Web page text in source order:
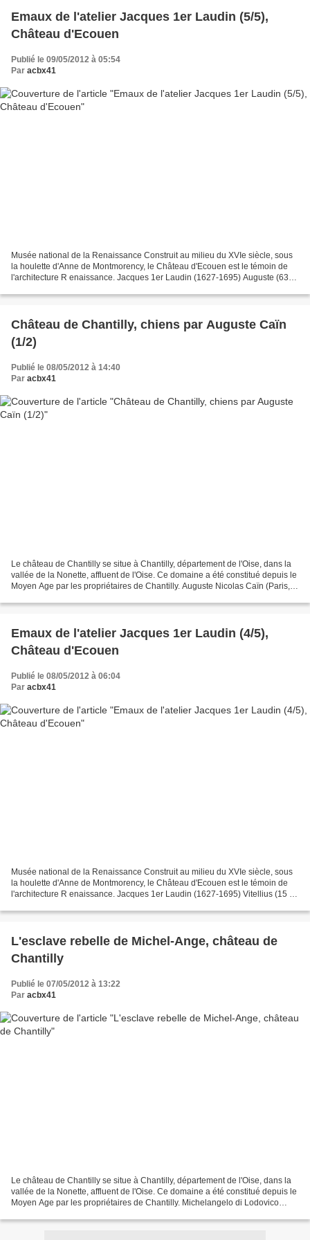
Emaux de l'atelier Jacques 1er Laudin (5/5),
Château d'Ecouen
Publié le 09/05/2012 à 05:54
Par acbx41
Musée national de la Renaissance Construit au milieu du XVIe siècle, sous
la houlette d'Anne de Montmorency, le Château d'Ecouen est le témoin de
l'architecture R enaissance. Jacques 1er Laudin (1627-1695) Auguste (63
Château de Chantilly, chiens par Auguste Caïn
(1/2)
Publié le 08/05/2012 à 14:40
Par acbx41
Le château de Chantilly se situe à Chantilly, département de l'Oise, dans la
vallée de la Nonette, affluent de l'Oise. Ce domaine a été constitué depuis le
Moyen Age par les propriétaires de Chantilly. Auguste Nicolas Caïn (Paris,
Emaux de l'atelier Jacques 1er Laudin (4/5),
Château d'Ecouen
Publié le 08/05/2012 à 06:04
Par acbx41
Musée national de la Renaissance Construit au milieu du XVIe siècle, sous
la houlette d'Anne de Montmorency, le Château d'Ecouen est le témoin de
l'architecture R enaissance. Jacques 1er Laudin (1627-1695) Vitellius (15 -
L'esclave rebelle de Michel-Ange, château de
Chantilly
Publié le 07/05/2012 à 13:22
Par acbx41
Le château de Chantilly se situe à Chantilly, département de l'Oise, dans la
vallée de la Nonette, affluent de l'Oise. Ce domaine a été constitué depuis le
Moyen Age par les propriétaires de Chantilly. Michelangelo di Lodovico